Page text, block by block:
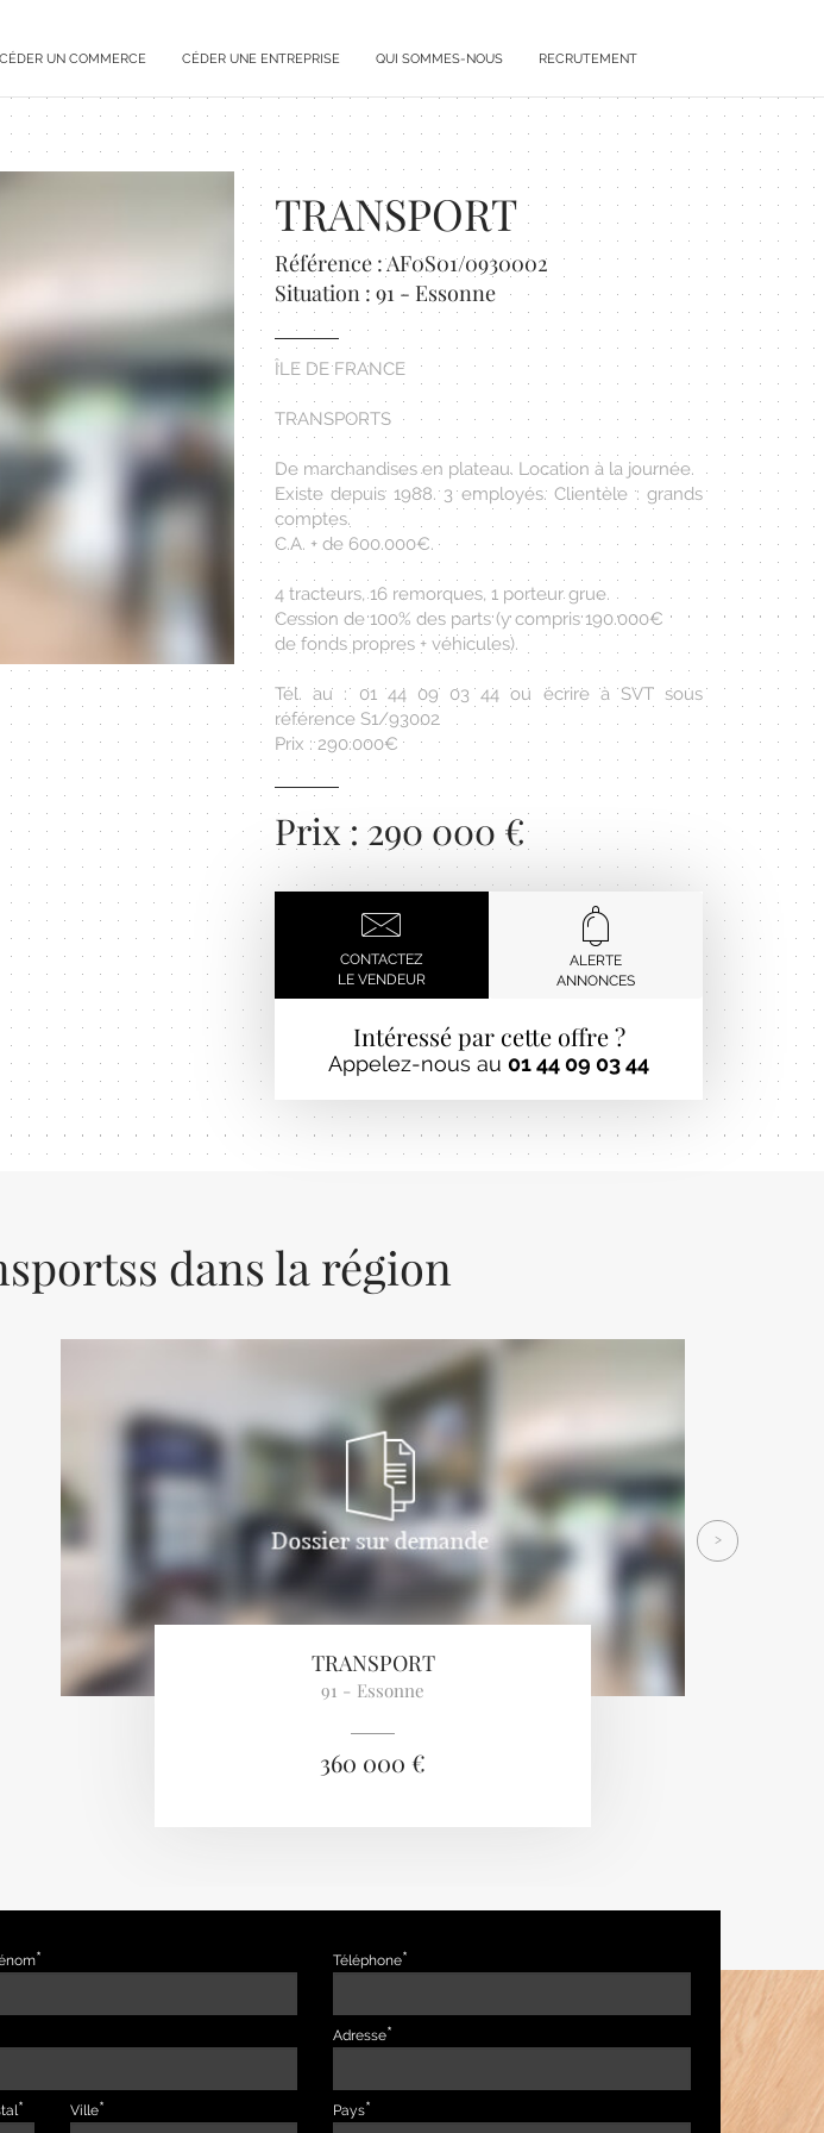
CÉDER UN COMMERCE CÉDER UNE ENTREPRISE QUI SOMMES-NOUS RECRUTEMENT
TRANSPORT
Référence : AF0S01/0930002
Situation : 91 - Essonne
ÎLE DE FRANCE
TRANSPORTS
De marchandises en plateau. Location à la journée.
Existe depuis 1988. 3 employés. Clientèle : grands
comptes.
C.A. + de 600.000€.
4 tracteurs, 16 remorques, 1 porteur grue.
Cession de 100% des parts (y compris 190.000€
de fonds propres + véhicules).
Tél. au : 01 44 09 03 44 ou écrire à SVT sous
référence S1/93002
Prix : 290.000€
Prix : 290 000 €
CONTACTEZ
LE VENDEUR
ALERTE
ANNONCES
Intéressé par cette offre ?
Appelez-nous au 01 44 09 03 44
dans la région
TRANSPORT
91 - Essonne
360 000 €
>
Téléphone
Adresse
Ville Pays